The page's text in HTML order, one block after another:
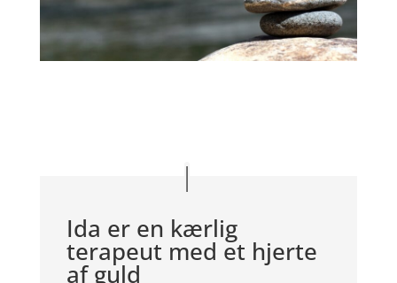
Ida er en kærlig
terapeut med et hjerte
af guld